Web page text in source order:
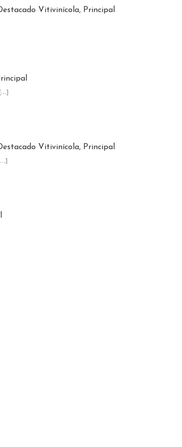
Vitivinícola, Principal
ESTADO SE LLEVA EL 62% DE SUS GANANCIAS
[…]
PARA ACTUALIZAR EL RUT-SIA
Vitivinícola, Principal
EN UVA DE MESA CON UN CRECIMIENTO